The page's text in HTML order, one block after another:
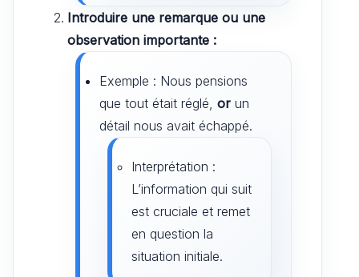
Introduire une remarque ou une
observation importante :
Exemple : Nous pensions
que tout était réglé, or un
détail nous avait échappé.
Interprétation :
L’information qui suit
est cruciale et remet
en question la
situation initiale.